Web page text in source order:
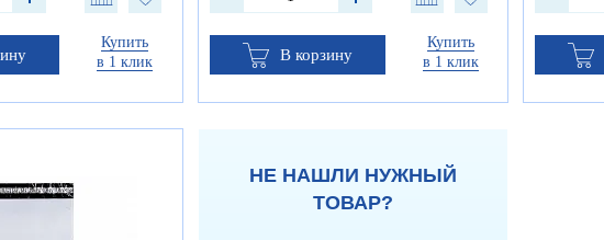
Купить
в 1 клик
В корзину
Купить
в 1 клик
НЕ НАШЛИ НУЖНЫЙ
ТОВАР?